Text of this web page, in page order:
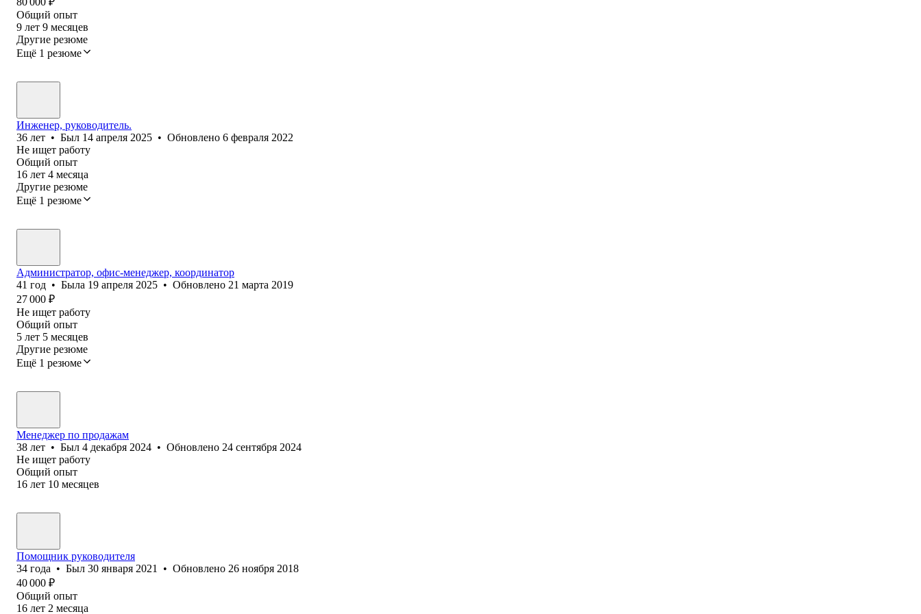
Общий опыт
9 лет 9 месяцев
Другие резюме
Ещё 1 резюме
Инженер, руководитель.
36 лет • Был 14 апреля 2025 • Обновлено 6 февраля 2022
Не ищет работу
Общий опыт
16 лет 4 месяца
Другие резюме
Ещё 1 резюме
Администратор, офис-менеджер, координатор
41 год • Была 19 апреля 2025 • Обновлено 21 марта 2019
27 000 ₽
Не ищет работу
Общий опыт
5 лет 5 месяцев
Другие резюме
Ещё 1 резюме
Менеджер по продажам
38 лет • Был 4 декабря 2024 • Обновлено 24 сентября 2024
Не ищет работу
Общий опыт
16 лет 10 месяцев
Помощник руководителя
34 года • Был 30 января 2021 • Обновлено 26 ноября 2018
40 000 ₽
Общий опыт
16 лет 2 месяца